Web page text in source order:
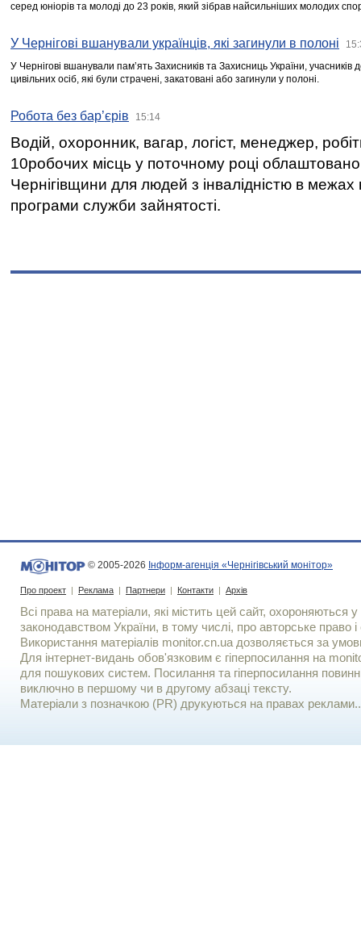
серед юніорів та молоді до 23 років, який зібрав найсильніших молодих
У Чернігові вшанували українців, які загинули в полоні
У Чернігові вшанували пам’ять Захисників та Захисниць України,
цивільних осіб, які були страчені, закатовані або загинули у полоні.
Робота без бар’єрів 15:14
Водій, охоронник, вагар, логіст, менеджер,
10робочих місць у поточному році
Чернігівщини для людей з інвалідністю в межах
програми служби зайнятості.
© 2005-2026 Інформ-агенція «Чернігівський монітор»
Про проект | Реклама | Партнери | Контакти | Архів
Всі права на матеріали, які містить цей сайт, охороняються у
законодавством України, в тому числі, про авторське право і
Використання матерiалiв monitor.cn.ua дозволяється за
Для iнтернет-видань обов'язковим є гiперпосилання на
для пошукових систем. Посилання та гіперпосилання
виключно в першому чи в другому абзаці тексту.
Матеріали з позначкою (PR) друкуються на правах реклами..